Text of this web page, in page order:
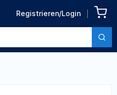
Registrieren/Login